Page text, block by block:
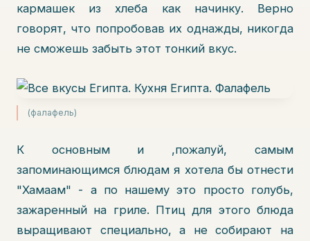
кармашек из хлеба как начинку. Верно
говорят, что попробовав их однажды, никогда
не сможешь забыть этот тонкий вкус.
(фалафель)
К основным и ,пожалуй, самым
запоминающимся блюдам я хотела бы отнести
"Хамаам" - а по нашему это просто голубь,
зажаренный на гриле. Птиц для этого блюда
выращивают специально, а не собирают на